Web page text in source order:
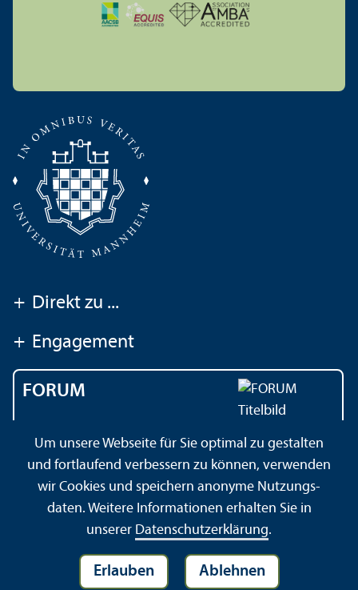
+ Direkt zu ...
+ Engagement
FORUM
Universität Mannheim
Impressum Datenschutz­erklärung Sitemap
Um unsere Webseite für Sie optimal zu gestalten
und fortlaufend verbessern zu können, verwenden
wir Cookies und speichern anonyme Nutzungs­
daten. Weitere Informationen erhalten Sie in
unserer Datenschutz­erklärung.
Erlauben Ablehnen